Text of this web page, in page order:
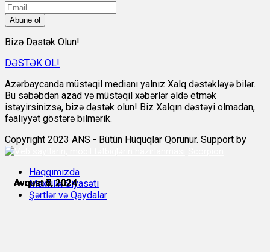
Avqust 5, 2024
Avqust 6, 2024
Avqust 7, 2024
Avqust 7, 2024
Avqust 7, 2024
Avqust 7, 2024
Abunə ol
Bizə Dəstək Olun!
DƏSTƏK OL!
Azərbaycanda müstəqil medianı yalnız Xalq dəstəkləyə bilər.
Bu səbəbdən azad və müstəqil xəbərlər əldə etmək
istəyirsinizsə, bizə dəstək olun! Biz Xalqın dəstəyi olmadan,
fəaliyyət göstərə bilmərik.
Copyright 2023 ANS - Bütün Hüquqlar Qorunur. Support by
Haqqımızda
Məxfilik Siyasəti
Şərtlər və Qaydalar